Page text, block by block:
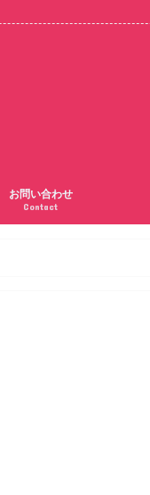
お問い合わせ
Contact